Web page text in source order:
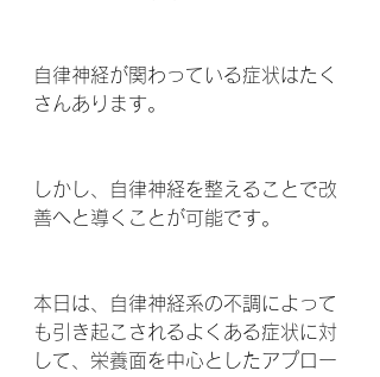
自律神経が関わっている症状はたく
さんあります。
しかし、自律神経を整えることで改
善へと導くことが可能です。
本日は、自律神経系の不調によって
も引き起こされるよくある症状に対
して、栄養面を中心としたアプロー